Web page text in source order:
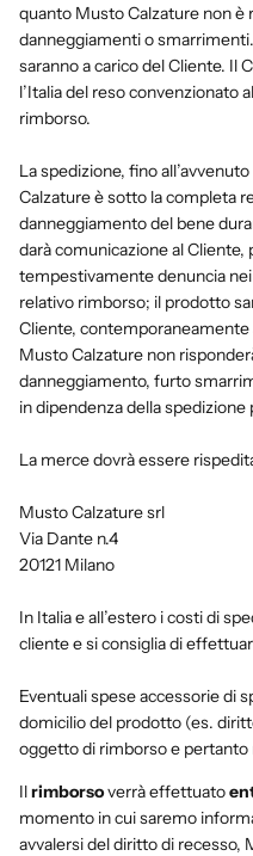
quanto Musto Calzature non è
danneggiamenti o
saranno a carico del Cliente. Il
l’Italia del reso convenzionato
rimborso.
La spedizione, fino
Calzature è sotto la completa
danneggiamento del bene
darà comunicazione al
tempestivamente denuncia
relativo rimborso; il prodotto
Cliente, contemporaneamente
Musto Calzature non
danneggiamento, furto
in dipendenza della spedizione
La merce dovrà essere
Musto Calzature srl
Via Dante n.4
20121 Milano
In Italia e all’estero i costi di
cliente e si consiglia di
Eventuali spese accessorie di
domicilio del prodotto (es.
oggetto di rimborso e pertanto
Ilrimborsoverrà effettuato
momento in cui saremo
avvalersi del diritto di recesso,